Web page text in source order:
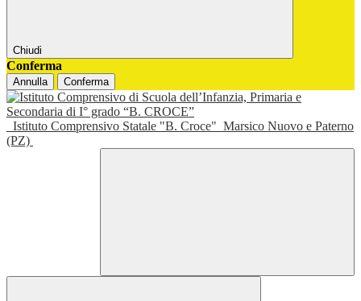
Chiudi
Conferma
Annulla Conferma
Istituto Comprensivo Statale "B. Croce" Marsico Nuovo e Paterno
(PZ)